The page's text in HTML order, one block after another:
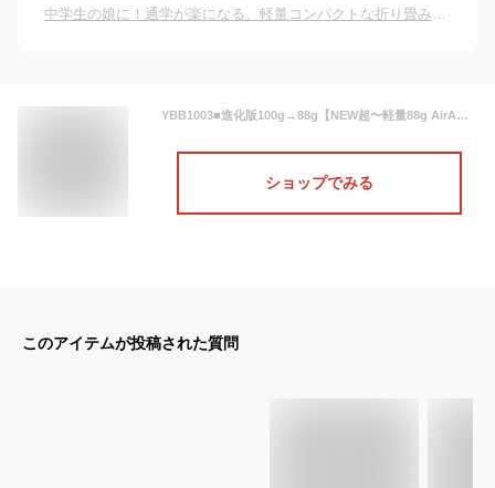
中学生の娘に！通学が楽になる、軽量コンパクトな折り畳み傘のおすすめは？
YBB1003■進化版100g→88g【NEW超〜軽量88g AirAmanes折りたたみ傘 】超軽量極軽エアーカーボンmujipindot50cm無地ピンドット晴雨兼用UVカット耐風仕様コンパクトミニ折り畳み傘アウトドア折傘登山キッズめちゃ軽スーパーミニ傘ウォーターフロント大人傘子供傘
ショップでみる
このアイテムが投稿された質問